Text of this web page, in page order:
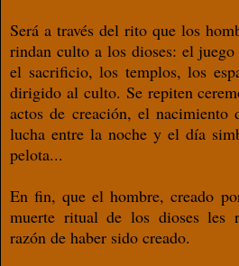
Será a través del rito que los
rindan culto a los dioses: el
el sacrificio, los templos, los
dirigido al culto. Se repiten
actos de creación, el nacimiento
lucha entre la noche y el día
pelota...
En fin, que el hombre, creado
muerte ritual de los dioses les
razón de haber sido creado.